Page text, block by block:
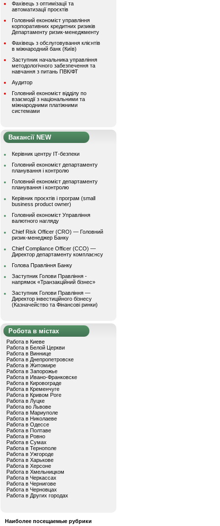
Фахівець з оптимізації та
автоматизації проєктів
Головний економіст управління
корпоративних кредитних ризиків
Департаменту ризик-менеджменту
Фахівець з обслуговування клієнтів
в міжнародний банк (Київ)
Заступник начальника управління
методологічного забезпечення та
навчання з питань ПВК/ФТ
Аудитор
Головний економіст відділу по
взаємодії з національними та
міжнародними платіжними
системами
Вакансії NEW
Керівник центру ІТ-безпеки
Головний економіст департаменту
планування і контролю
Головний економіст департаменту
планування і контролю
Керівник проєктів і програм (small
business product owner)
Головний економіст Управління
валютного нагляду
Chief Risk Officer (CRO) — Головний
ризик-менеджер Банку
Chief Compliance Officer (CCO) —
Директор департаменту комплаєнсу
Голова Правління Банку
Заступник Голови Правління -
напрямок «Транзакційний бізнес»
Заступник Голови Правління —
Директор інвестиційного бізнесу
(Казначейство та Фінансові ринки)
Робота в містах
Работа в Киеве
Работа в Белой Церкви
Работа в Виннице
Работа в Днепропетровске
Работа в Житомире
Работа в Запорожье
Работа в Ивано-Франковске
Работа в Кировограде
Работа в Кременчуге
Работа в Кривом Роге
Работа в Луцке
Работа во Львове
Работа в Мариуполе
Работа в Николаеве
Работа в Одессе
Работа в Полтаве
Работа в Ровно
Работа в Сумах
Работа в Тернополе
Работа в Ужгороде
Работа в Харькове
Работа в Херсоне
Работа в Хмельницком
Работа в Черкассах
Работа в Чернигове
Работа в Черновцах
Работа в Других городах
Наиболее посещаемые рубрики